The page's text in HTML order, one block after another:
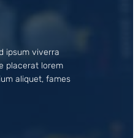
ipsum viverra
placerat lorem
aliquet, fames